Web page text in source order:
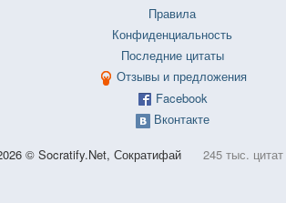
Правила
Конфиденциальность
Последние цитаты
Отзывы и предложения
Facebook
Вконтакте
© Socratify.Net, Сократифай 245 тыс.